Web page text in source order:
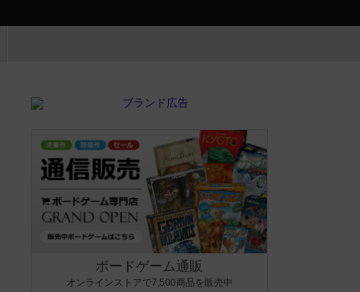
ボードゲーム通販
オンラインストアで7,500商品を販売中